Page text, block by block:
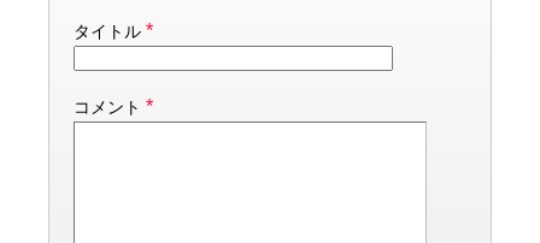
タイトル *
コメント *